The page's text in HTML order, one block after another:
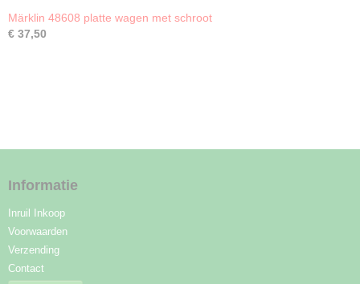
Märklin 48608 platte wagen met schroot
€ 37,50
Informatie
Inruil Inkoop
Voorwaarden
Verzending
Contact